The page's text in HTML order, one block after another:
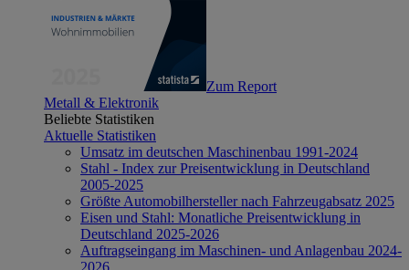
Zum Report
Metall & Elektronik
Beliebte Statistiken
Aktuelle Statistiken
Umsatz im deutschen Maschinenbau 1991-2024
Stahl - Index zur Preisentwicklung in Deutschland
2005-2025
Größte Automobilhersteller nach Fahrzeugabsatz 2025
Eisen und Stahl: Monatliche Preisentwicklung in
Deutschland 2025-2026
Auftragseingang im Maschinen- und Anlagenbau 2024-
2026